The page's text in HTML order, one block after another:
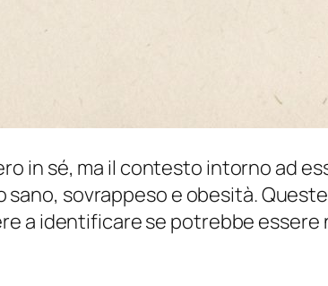
in sé, ma il contesto intorno ad
sovrappeso e obesità.
a identificare se potrebbe